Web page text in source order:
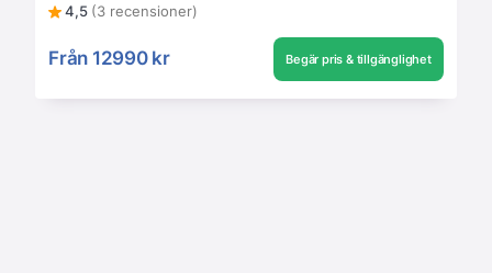
4,5 (3 recensioner)
Från 12990 kr Begär pris & tillgänglighet